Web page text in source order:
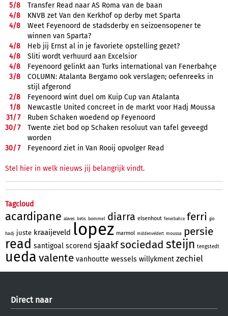
5/8
Transfer Read naar AS Roma van de baan
4/8
KNVB zet Van den Kerkhof op derby met Sparta
4/8
Weet Feyenoord de stadsderby en seizoensopener te
winnen van Sparta?
4/8
Heb jij Ernst al in je favoriete opstelling gezet?
4/8
Sliti wordt verhuurd aan Excelsior
4/8
Feyenoord gelinkt aan Turks international van Fenerbahçe
3/8
COLUMN: Atalanta Bergamo ook verslagen; oefenreeks in
stijl afgerond
2/8
Feyenoord wint duel om Kuip Cup van Atalanta
1/8
Newcastle United concreet in de markt voor Hadj Moussa
31/7
Ruben Schaken woedend op Feyenoord
30/7
Twente ziet bod op Schaken resoluut van tafel geveegd
worden
30/7 Feyenoord ziet in Van Rooij opvolger Read
Stel hier in welk nieuws jij belangrijk vindt.
Tagcloud
acardipane alaves betis bommel diarra elsenhout fenerbahce ferri gio
hadj juste kraaijeveld lopez marmol middenveldert moussa persie
read santigoal scorend sjaakfsociedad steijn tengstedt
uedavalente vanhoutte wessels willykment zechiel
Direct naar